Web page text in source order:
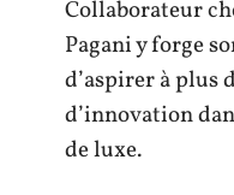
Collaborateur
Pagani y forge
d’aspirer à plus
d’innovation
de luxe.